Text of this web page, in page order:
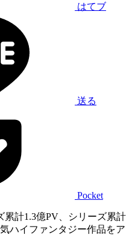
はてブ
送る
Pocket
累計1.3億PV、シリーズ累計
ハイファンタジー作品をア